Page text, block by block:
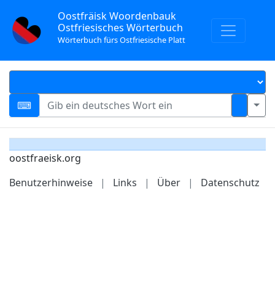
Oostfräisk Woordenbauk
Ostfriesisches Wörterbuch
Wörterbuch fürs Ostfriesische Platt
oostfraeisk.org
Benutzerhinweise
| Links | Über | Datenschutz